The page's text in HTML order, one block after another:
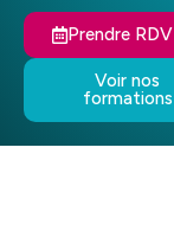
Prendre RDV
Voir nos
formations